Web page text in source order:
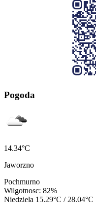
Pogoda
14.34°C
Jaworzno
Pochmurno
Wilgotnosc: 82%
Niedziela 15.29°C / 28.04°C